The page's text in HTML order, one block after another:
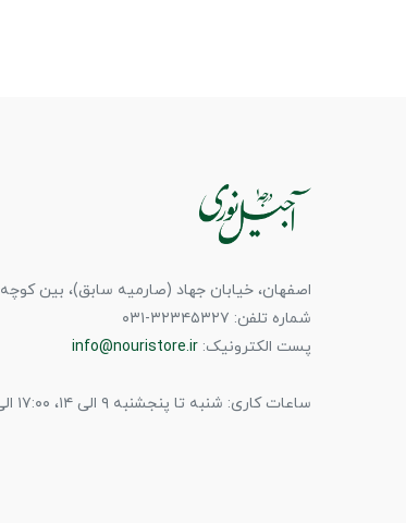
اصفهان، خیابان جهاد (صارمیه سابق)، بین کوچه ۱۲ و ۱۴
شماره تلفن: ۳۲۳۴۵۳۲۷-۰۳۱
پست الکترونیک: info@nouristore.ir
ساعات کاری: شنبه تا پنجشنبه ۹ الی ۱۴، ۱۷:۰۰ الی ۲۱:۳۰